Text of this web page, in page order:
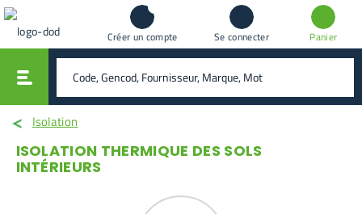
Créer un compte Se connecter Panier
rechercher
Isolation
ISOLATION THERMIQUE DES SOLS
INTÉRIEURS